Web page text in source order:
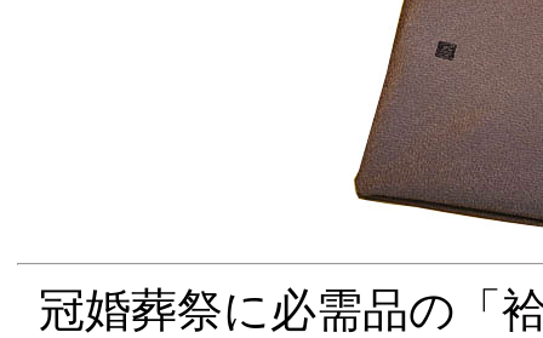
冠婚葬祭に必需品の「